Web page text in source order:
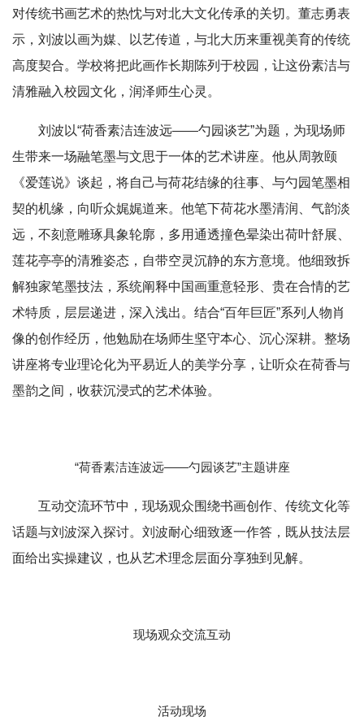
对传统书画艺术的热忱与对北大文化传承的关切。董志勇表
示，刘波以画为媒、以艺传道，与北大历来重视美育的传统
高度契合。学校将把此画作长期陈列于校园，让这份素洁与
清雅融入校园文化，润泽师生心灵。
刘波以“荷香素洁连波远——勺园谈艺”为题，为现场师
生带来一场融笔墨与文思于一体的艺术讲座。他从周敦颐
《爱莲说》谈起，将自己与荷花结缘的往事、与勺园笔墨相
契的机缘，向听众娓娓道来。他笔下荷花水墨清润、气韵淡
远，不刻意雕琢具象轮廓，多用通透撞色晕染出荷叶舒展、
莲花亭亭的清雅姿态，自带空灵沉静的东方意境。他细致拆
解独家笔墨技法，系统阐释中国画重意轻形、贵在合情的艺
术特质，层层递进，深入浅出。结合“百年巨匠”系列人物肖
像的创作经历，他勉励在场师生坚守本心、沉心深耕。整场
讲座将专业理论化为平易近人的美学分享，让听众在荷香与
墨韵之间，收获沉浸式的艺术体验。
“荷香素洁连波远——勺园谈艺”主题讲座
互动交流环节中，现场观众围绕书画创作、传统文化等
话题与刘波深入探讨。 刘波耐心细致逐一作答，既从技法层
面给出实操建议，也从艺术理念层面分享独到见解。
现场观众交流互动
活动现场